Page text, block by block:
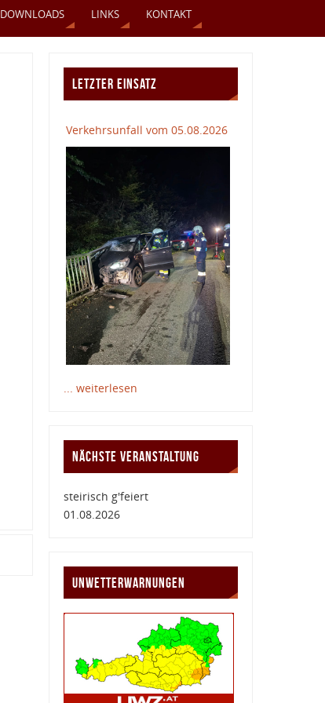
DOWNLOADS LINKS KONTAKT
LETZTER EINSATZ
Verkehrsunfall vom 05.08.2026
... weiterlesen
NÄCHSTE VERANSTALTUNG
steirisch g'feiert
01.08.2026
UNWETTERWARNUNGEN